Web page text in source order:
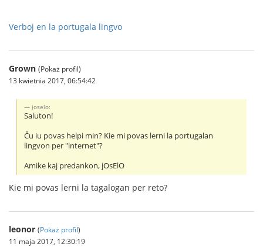
Verboj en la portugala lingvo
Grown (Pokaż profil)
13 kwietnia 2017, 06:54:42
joselo:
Saluton!
Ĉu iu povas helpi min? Kie mi povas lerni la portugalan
lingvon per "internet"?
Amike kaj predankon, jOsElO
Kie mi povas lerni la tagalogan per reto?
leonor (Pokaż profil)
11 maja 2017, 12:30:19